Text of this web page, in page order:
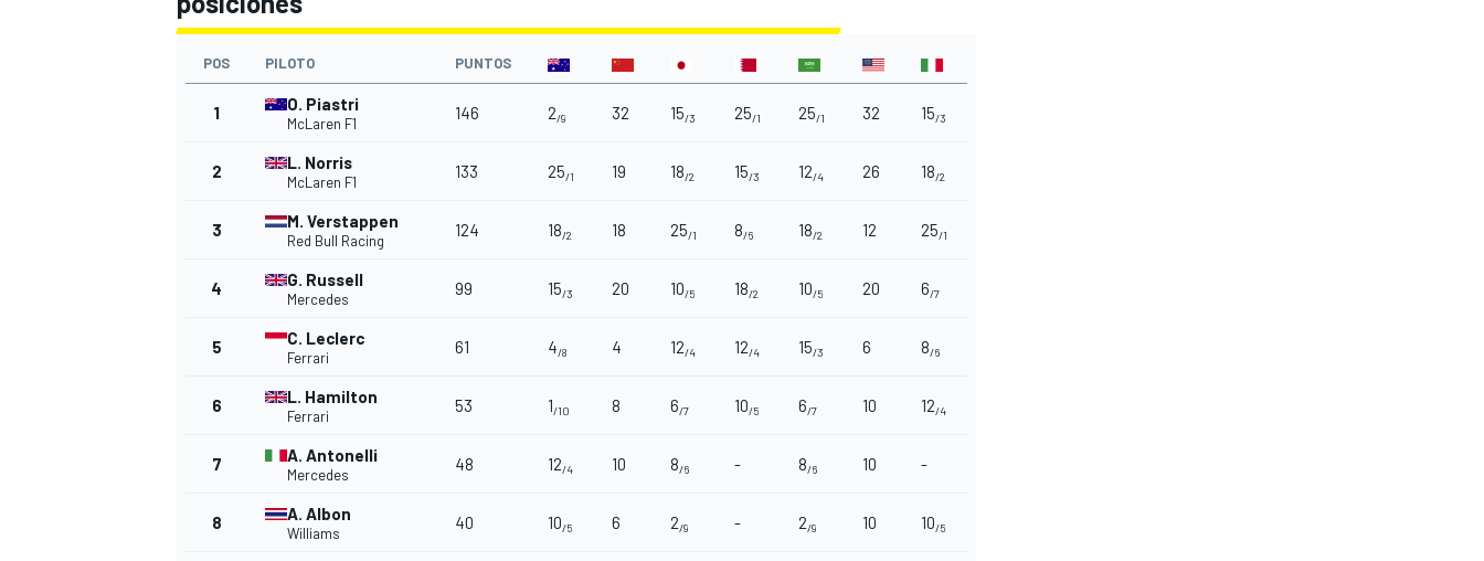
POS PILOTO PUNTOS
1 O. Piastri
McLaren F1
146 2/9 32 15/3 25/1 25/1 32 15/3
2 L. Norris
McLaren F1
133 25/1 19 18/2 15/3 12/4 26 18/2
3 M. Verstappen
Red Bull Racing
124 18/2 18 25/1 8/6 18/2 12 25/1
4 G. Russell
Mercedes
99 15/3 20 10/5 18/2 10/5 20 6/7
5 C. Leclerc
Ferrari
61 4/8 4 12/4 12/4 15/3 6 8/6
6 L. Hamilton
Ferrari
53 1/10 8 6/7 10/5 6/7 10 12/4
7 A. Antonelli
Mercedes
48 12/4 10 8/6 - 8/6 10 -
8 A. Albon
Williams
40 10/5 6 2/9 - 2/9 10 10/5